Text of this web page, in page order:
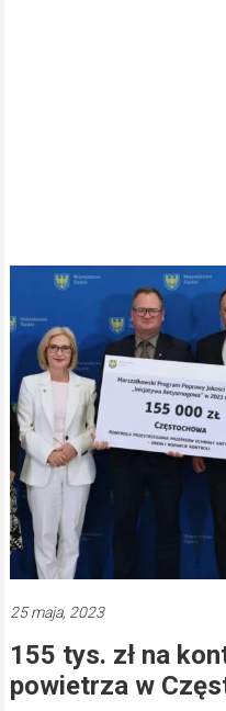
25 maja, 2023
155 tys. zł na
powietrza w